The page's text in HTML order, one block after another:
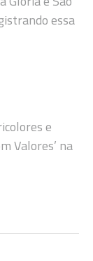
essa
e
Valores’ na